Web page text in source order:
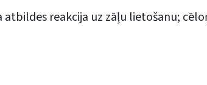
atbildes reakcija uz zāļu lietošanu;